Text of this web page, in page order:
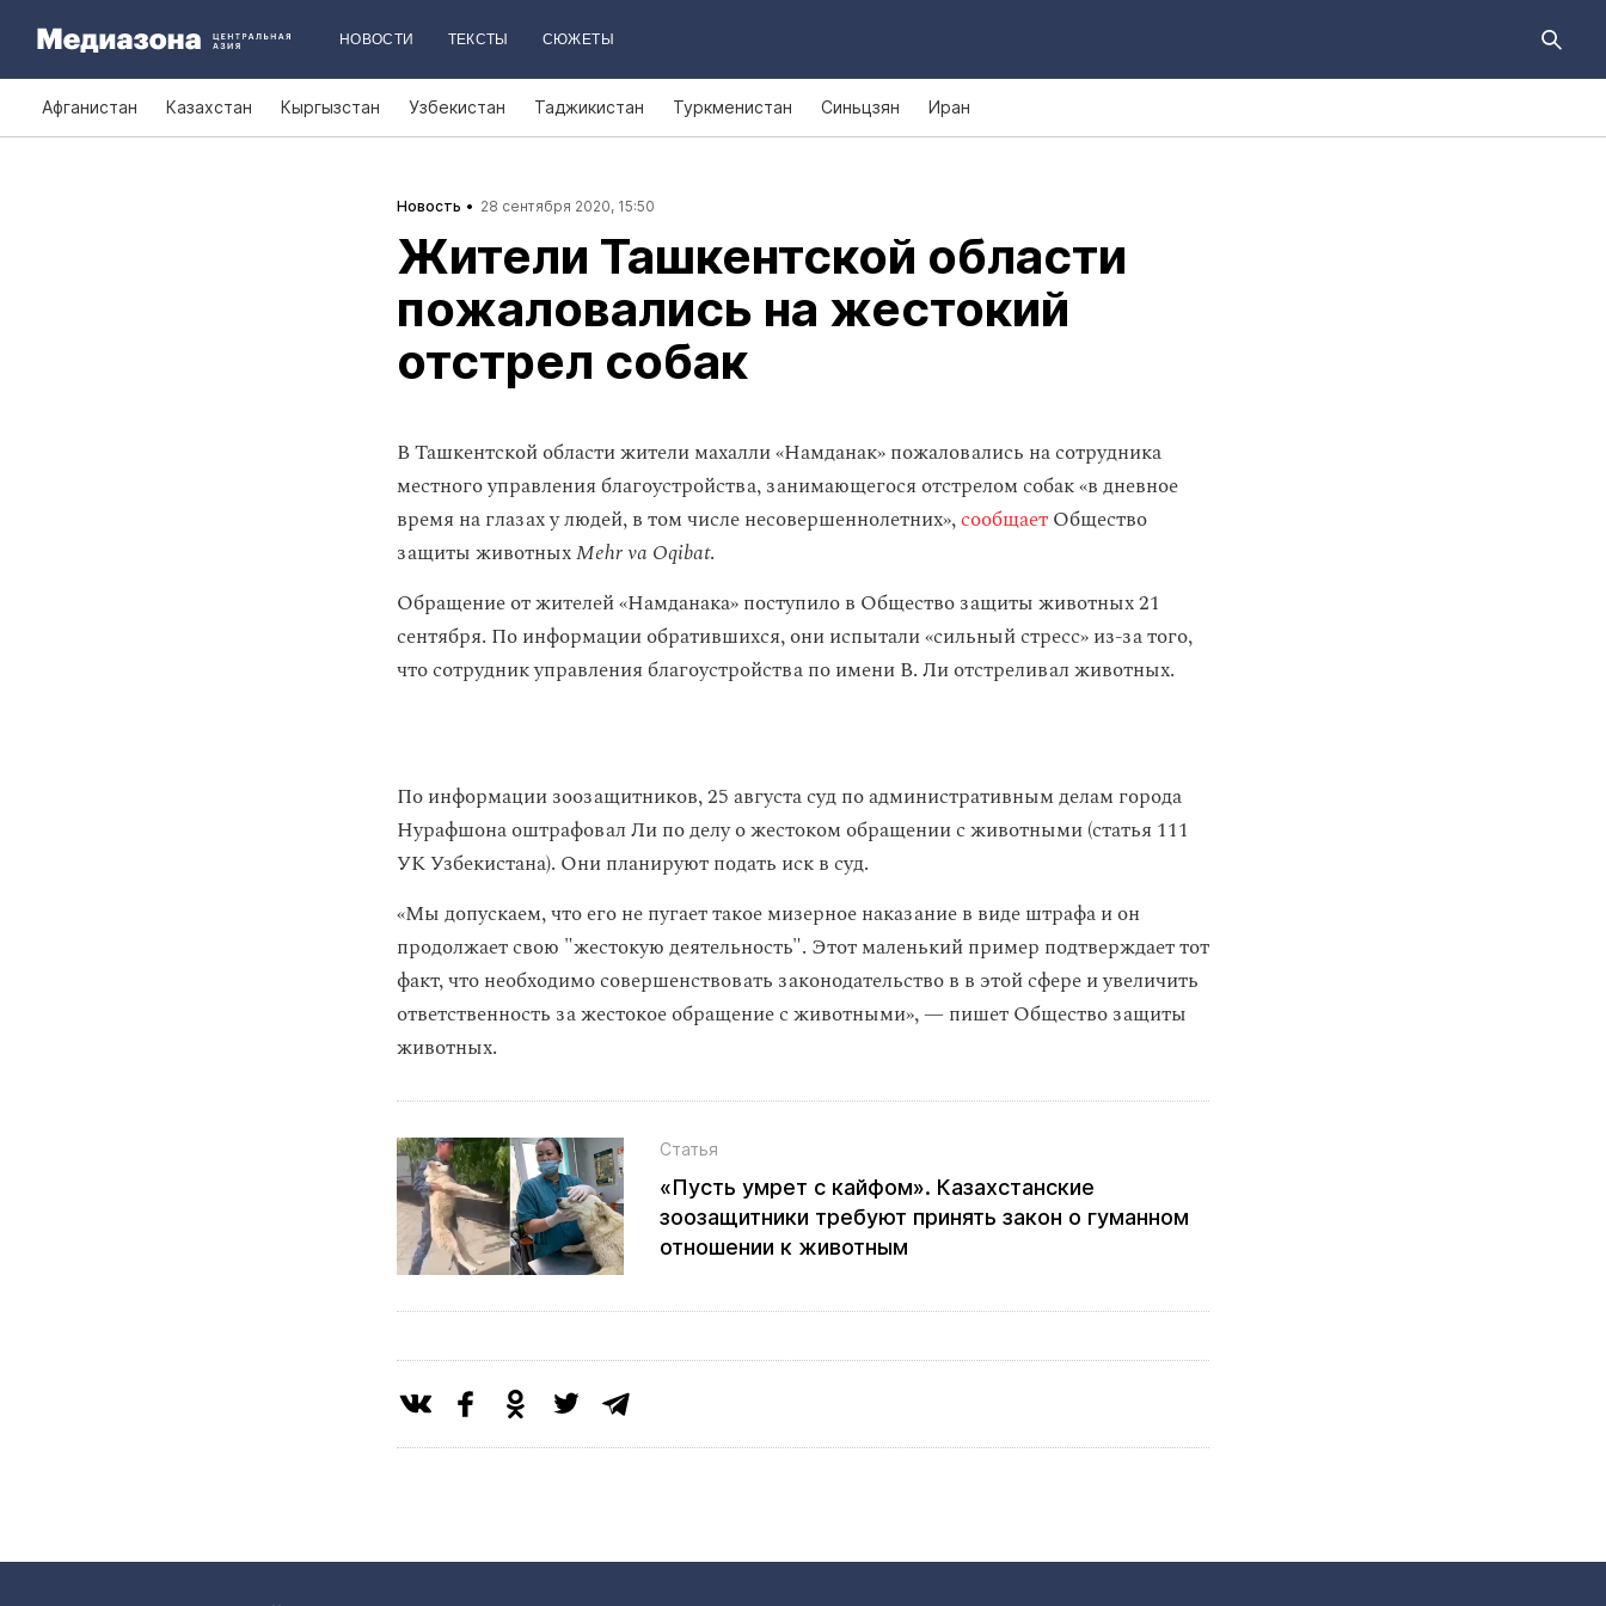
НОВОСТИ ТЕКСТЫ СЮЖЕТЫ
Афганистан Казахстан Кыргызстан Узбекистан Таджикистан Туркменистан Синьцзян Иран
Новость 28 сентября 2020, 15:50
Жители Ташкентской области
пожаловались на жестокий
отстрел собак
В Ташкентской области жители махалли «Намданак» пожаловались на сотрудника
местного управления благоустройства, занимающегося отстрелом собак «в дневное
время на глазах у людей, в том числе несовершеннолетних»,сообщаетОбщество
защиты животныхMehr va Oqibat.
Обращение от жителей «Намданака» поступило в Общество защиты животных 21
сентября. По информации обратившихся, они испытали «сильный стресс» из-за того,
что сотрудник управления благоустройства по имени В. Ли отстреливал животных.
По информации зоозащитников, 25 августа суд по административным делам города
Нурафшона оштрафовал Ли по делу о жестоком обращении с животными (статья 111
УК Узбекистана). Они планируют подать иск в суд.
«Мы допускаем, что его не пугает такое мизерное наказание в виде штрафа и он
продолжает свою "жестокую деятельность". Этот маленький пример подтверждает тот
факт, что необходимо совершенствовать законодательство в в этой сфере и увеличить
ответственность за жестокое обращение с животными», — пишет Общество защиты
животных.
Статья
«Пусть умрет с кайфом». Казахстанские
зоозащитники требуют принять закон о гуманном
отношении к животным